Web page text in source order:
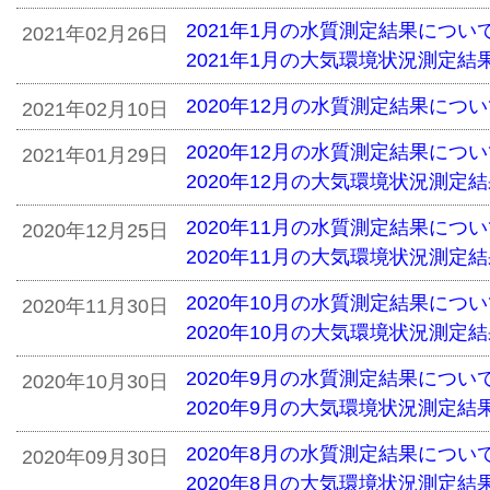
2021年02月26日
2021年1月の水質測定結果につい
2021年1月の大気環境状況測定結
2021年02月10日 2020年12月の水質測定結果につ
2021年01月29日
2020年12月の水質測定結果につ
2020年12月の大気環境状況測定
2020年12月25日
2020年11月の水質測定結果につ
2020年11月の大気環境状況測定
2020年11月30日
2020年10月の水質測定結果につ
2020年10月の大気環境状況測定
2020年10月30日
2020年9月の水質測定結果につい
2020年9月の大気環境状況測定結
2020年09月30日
2020年8月の水質測定結果につい
2020年8月の大気環境状況測定結